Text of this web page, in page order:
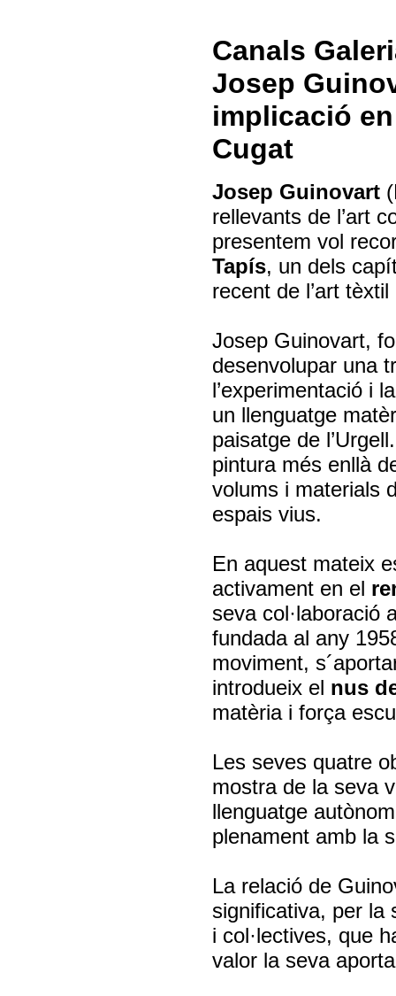
Canals
Josep
implicació
Cugat
Josep Guinovart
rellevants de l’art
presentem vol
Tapís, un dels
recent de l’art
Josep Guinovart,
desenvolupar una
l’experimentació i
un llenguatge
paisatge de
pintura més enllà
volums i materials
espais vius.
En aquest mateix
activament en el
seva col·laboració
fundada al any
moviment,
introdueix el nus
matèria i força
Les seves quatre
mostra de la seva
llenguatge
plenament amb la
La relació de
significativa, per la
i col·lectives, que
valor la seva